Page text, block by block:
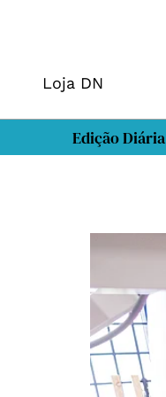
Loja DN
Edição Diária